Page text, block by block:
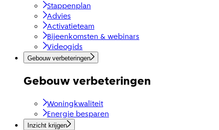
Stappenplan
Advies
Activatieteam
Bijeenkomsten & webinars
Videogids
Gebouw verbeteringen
Gebouw verbeteringen
Woningkwaliteit
Energie besparen
Inzicht krijgen